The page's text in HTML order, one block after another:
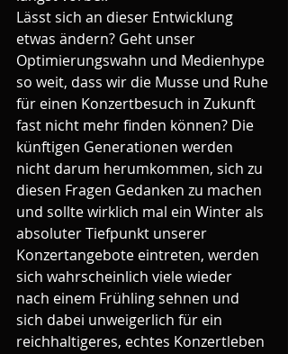
Lässt sich an dieser Entwicklung
etwas ändern? Geht unser
Optimierungswahn und Medienhype
so weit, dass wir die Musse und Ruhe
für einen Konzertbesuch in Zukunft
fast nicht mehr finden können? Die
künftigen Generationen werden
nicht darum herumkommen, sich zu
diesen Fragen Gedanken zu machen
und sollte wirklich mal ein Winter als
absoluter Tiefpunkt unserer
Konzertangebote eintreten, werden
sich wahrscheinlich viele wieder
nach einem Frühling sehnen und
sich dabei unweigerlich für ein
reichhaltigeres, echtes Konzertleben